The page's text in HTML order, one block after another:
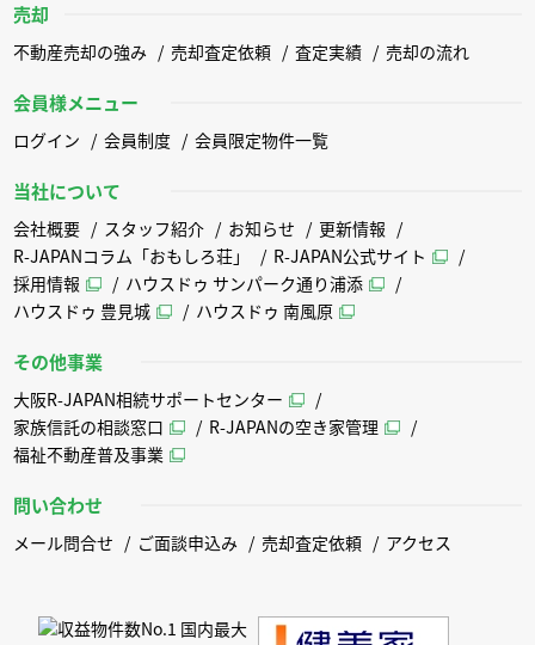
売却
不動産売却の強み 売却査定依頼 査定実績 売却の流れ
会員様メニュー
ログイン 会員制度 会員限定物件一覧
当社について
会社概要 スタッフ紹介 お知らせ
更新情報
R-JAPANコラム「おもしろ荘」
R-JAPAN公式サイト
採用情報
ハウスドゥ サンパーク通り浦添
ハウスドゥ 豊見城
ハウスドゥ 南風原
その他事業
大阪R-JAPAN相続サポートセンター
家族信託の相談窓口
R-JAPANの空き家管理
福祉不動産普及事業
問い合わせ
メール問合せ ご面談申込み 売却査定依頼 アクセス